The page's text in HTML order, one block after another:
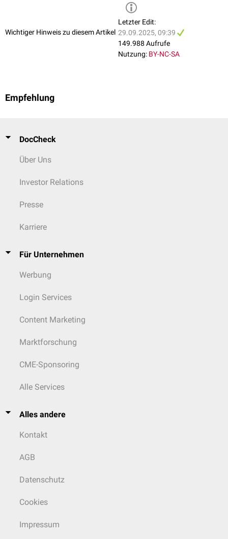
Durch die mediale Achsellücke ziehen die Arteria
. Sie verbindet die Achselhöhle mit derFossa infraspinata
Wichtiger Hinweis zu diesem Artikel
Letzter Edit:
29.09.2025, 09:39
149.988 Aufrufe
Nutzung: BY-NC-SA
Empfehlung
DocCheck
Über Uns
Investor Relations
Presse
Karriere
Für Unternehmen
Werbung
Login Services
Content Marketing
Marktforschung
CME-Sponsoring
Alle Services
Alles andere
Kontakt
AGB
Datenschutz
Cookies
Impressum